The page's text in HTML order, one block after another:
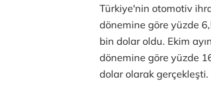
Türkiye'nin otomotiv
dönemine göre yüzde
bin dolar oldu. Ekim
dönemine göre yüzde
dolar olarak gerçekleşti.
Tunca